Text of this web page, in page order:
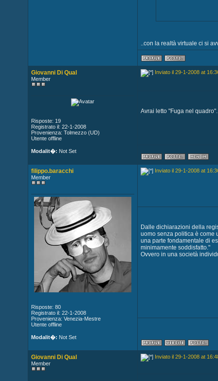
..con la realtà virtuale ci si
Giovanni Di Qual
Member
Risposte: 19
Registrato il: 22-1-2008
Provenienza: Tolmezzo (UD)
Utente offline
Modalit�: Not Set
Inviato il 29-1-2008 at
Avrai letto "Fuga nel
filippo.baracchi
Member
Risposte: 80
Registrato il: 22-1-2008
Provenienza: Venezia-Mestre
Utente offline
Modalit�: Not Set
Inviato il 29-1-2008 at
Dalle dichiarazioni della
uomo senza politica è come
una parte fondamentale di
minimamente soddisfatto."
Ovvero in una società
Giovanni Di Qual
Member
Inviato il 29-1-2008 at